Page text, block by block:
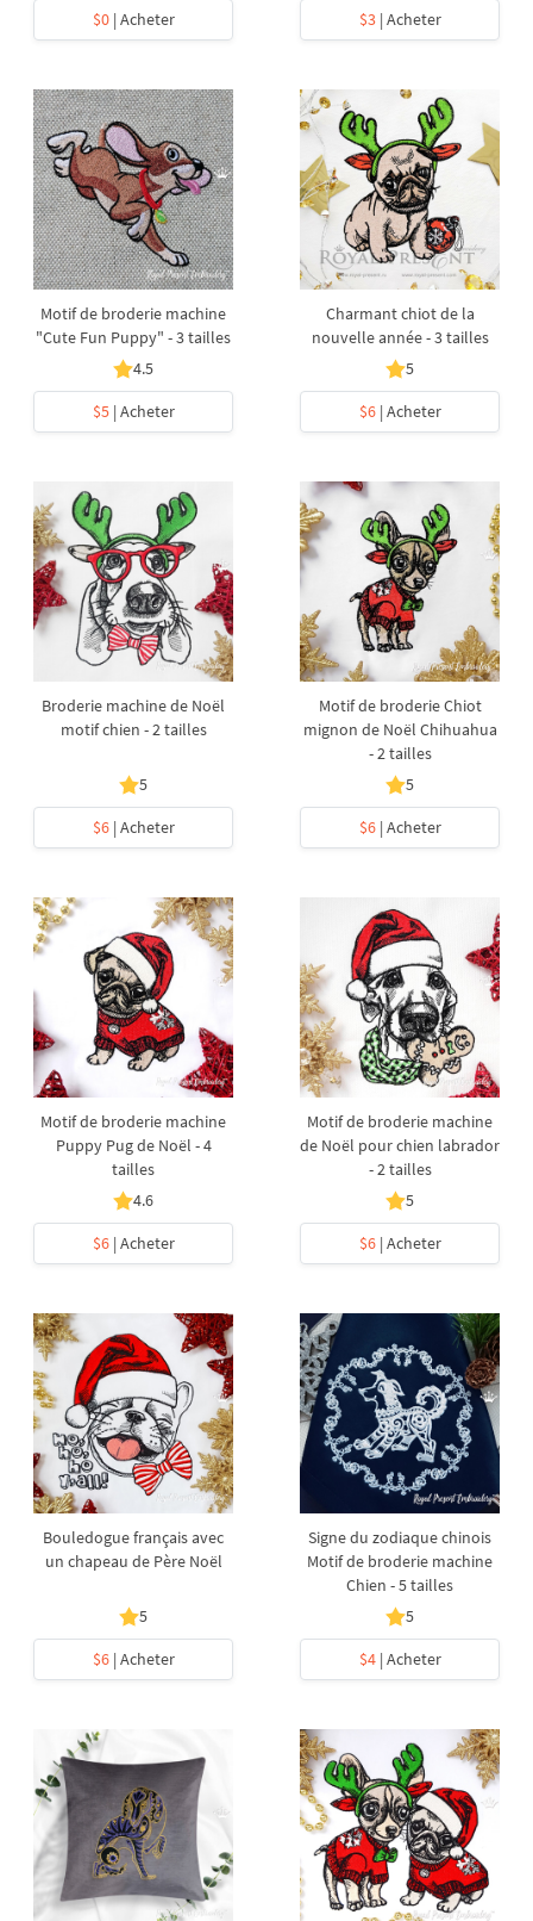
$0| Acheter $3| Acheter
Motif de broderie machine
"Cute Fun Puppy" - 3 tailles
4.5
$5| Acheter
Charmant chiot de la
nouvelle année - 3 tailles
5
$6| Acheter
Broderie machine de Noël
motif chien - 2 tailles
5
$6| Acheter
Motif de broderie Chiot
mignon de Noël Chihuahua
- 2 tailles
5
$6| Acheter
Motif de broderie machine
Puppy Pug de Noël - 4
tailles
4.6
$6| Acheter
Motif de broderie machine
de Noël pour chien labrador
- 2 tailles
5
$6| Acheter
Bouledogue français avec
un chapeau de Père Noël
5
$6| Acheter
Signe du zodiaque chinois
Motif de broderie machine
Chien - 5 tailles
5
$4| Acheter